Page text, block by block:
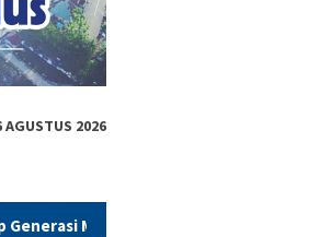
AGUSTUS 2026
Warga Kalmas Geruduk